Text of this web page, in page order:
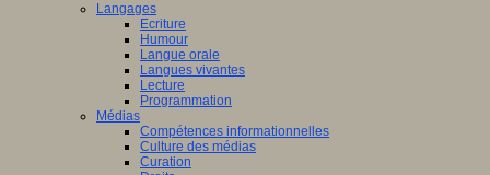
Langages
Ecriture
Humour
Langue orale
Langues vivantes
Lecture
Programmation
Médias
Compétences informationnelles
Culture des médias
Curation